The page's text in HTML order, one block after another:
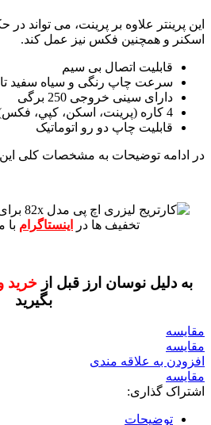
این پرینتر علاوه بر پرینت، می تواند
اسکنر و همچنین فکس نیز عمل کند.
قابلیت اتصال بی سیم
سرعت چاپ رنگی و سیاه سفید تا 22 برگ بر دقیقه
دارای سینی خروجی 250 برگی
4 کاره (پرينت، اسکن، کپي، فکس)
قابلیت چاپ دو رو اتوماتیک
در ادامه توضیحات به مشخصات کلی این
تخفیف ها در
اینستاگرام با
به دلیل نوسان ارز قبل از خرید
بگیرید
مقايسه
مقایسه
افزودن به علاقه مندی
مقایسه
اشتراک گذاری:
توضیحات